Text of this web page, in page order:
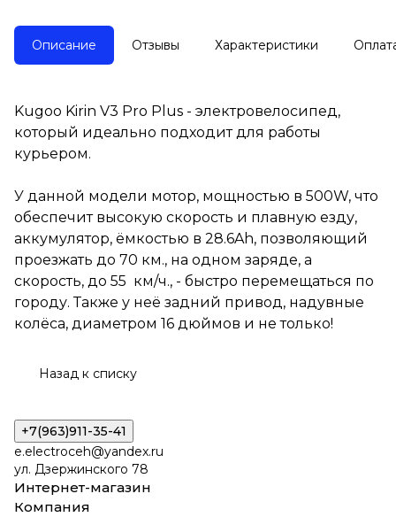
обеспечит высокую скорость
и плавную езду, аккумулятор,
скорость, до 55 км/ч., - быстро
перемещаться по городу.
Также у неё задний привод,
надувные колёса, диаметром
Описание Отзывы Характеристики
Kugoo Kirin V3 Pro Plus - электровелосипед,
который идеально подходит для работы
курьером.
У данной модели мотор, мощностью в 500W, что
обеспечит высокую скорость и плавную езду,
аккумулятор, ёмкостью в 28.6Ah, позволяющий
проезжать до 70 км., на одном заряде, а
скорость, до 55 км/ч., - быстро перемещаться по
городу. Также у неё задний привод, надувные
колёса, диаметром 16 дюймов и не только!
Назад к списку
+7(963)911-35-41
e.electroceh@yandex.ru
ул. Дзержинского 78
Интернет-магазин
Компания